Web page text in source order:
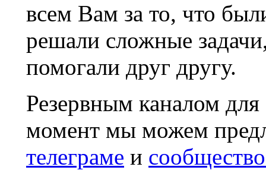
всем Вам за то, что
решали сложные
помогали друг другу.
Резервным каналом
момент мы можем
телеграме и